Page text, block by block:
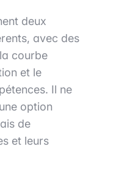
deux
avec des
courbe
et le
Il ne
option
de
et leurs